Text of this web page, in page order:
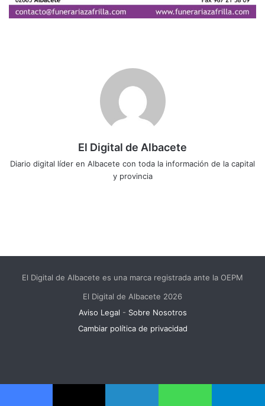
El Digital de Albacete
Diario digital líder en Albacete con toda la información de la capital
y provincia
El Digital de Albacete es una marca registrada ante la OEPM
El Digital de Albacete 2026
Aviso Legal - Sobre Nosotros
Cambiar política de privacidad